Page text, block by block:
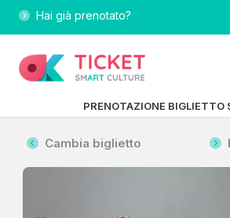
Hai già prenotato?
PRENOTAZIONE BIGLIETTO
Cambia biglietto